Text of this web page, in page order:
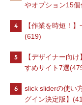
やオプション15
4
【作業を時短！
(619)
5
【デザイナー向
すめサイト7選
6
slick sliderの使い
グイン決定版】